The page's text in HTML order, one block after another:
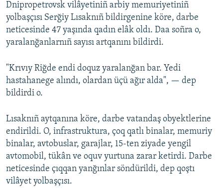
Dnipropetrovsk vilâyetiniñ arbiy memuriyetiniñ
yolbaşçısı Serğiy Lısaknıñ bildirgenine köre, darbe
neticesinde 47 yaşında qadın elâk oldı. Daa soñra o,
yaralanğanlarnıñ sayısı artqanını bildirdi.
"Krıvıy Riğde endi doquz yaralanğan bar. Yedi
hastahanege alındı, olardan üçü ağır alda", — dep
bildirdi o.
Lısaknıñ aytqanına köre, darbe vatandaş obyektlerine
endirildi. O, infrastruktura, çoq qatlı binalar, memuriy
binalar, avtobuslar, garajlar, 15-ten ziyade yengil
avtomobil, tükân ve oquv yurtuna zarar ketirdi. Darbe
neticesinde çıqqan yanğınlar söndürildi, dep qoştı
vilâyet yolbaşçısı.